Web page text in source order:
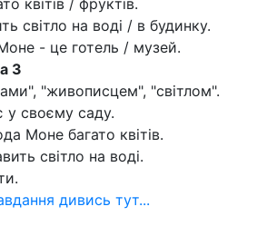
квітів / фруктів.
світло на воді / в будинку.
- це готель / музей.
3
"живописцем", "світлом".
своєму саду.
Моне багато квітів.
світло на воді.
дивись тут...